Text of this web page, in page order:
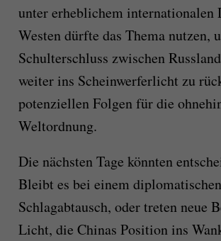
unter erheblichem internationalen
Westen dürfte das Thema nutzen,
Schulterschluss zwischen
weiter ins Scheinwerferlicht zu
potenziellen Folgen für die
Weltordnung.
Die nächsten Tage könnten
Bleibt es bei einem diplomatischen
Schlagabtausch, oder treten neue
Licht, die Chinas Position ins